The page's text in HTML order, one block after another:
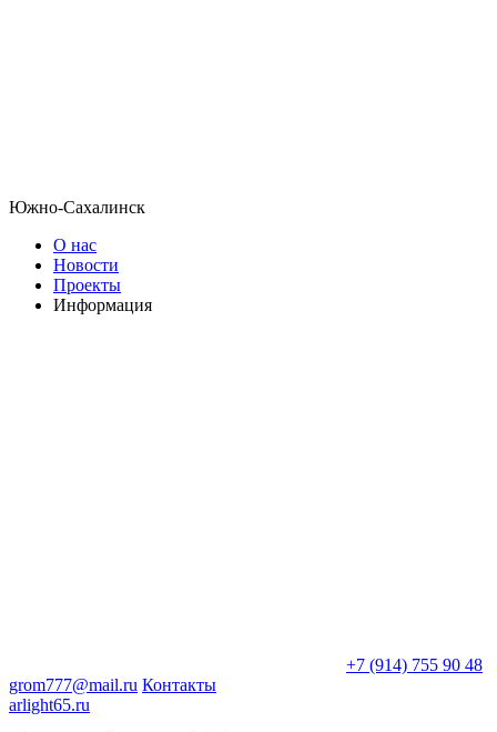
Южно-Сахалинск
О нас
Новости
Проекты
Информация
+7 (914) 755 90 48
grom777@mail.ru Контакты
arlight65.ru